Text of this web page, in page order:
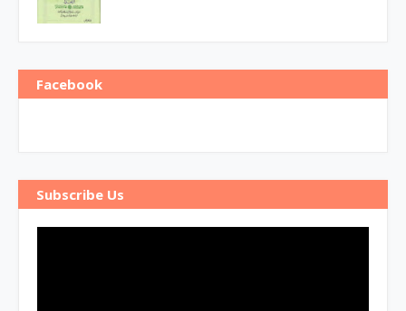
Facebook
Subscribe Us